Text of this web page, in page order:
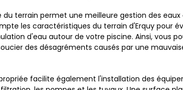
terrain permet une meilleure gestion des eaux
les caractéristiques du terrain d'Erquy pour
d'eau autour de votre piscine. Ainsi, vous
des désagréments causés par une
facilite également l'installation des